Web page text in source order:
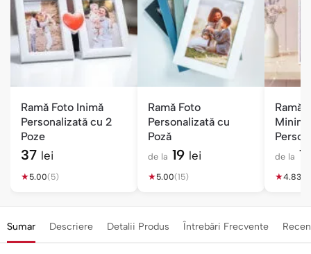
Ramă Foto Inimă
Personalizată cu 2
Poze
37 lei
★5.00(5)
Ramă Foto
Personalizată cu
Poză
de la 19 lei
★5.00(15)
Ramă
Poză
de la
★4.83
Sumar Descriere Detalii Produs Întrebări Frecvente